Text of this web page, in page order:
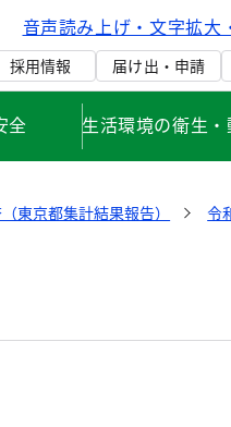
音声読み上げ・文字拡大
採用情報 届け出・申請
全 生活環境の衛生
東京都集計結果報告）
令